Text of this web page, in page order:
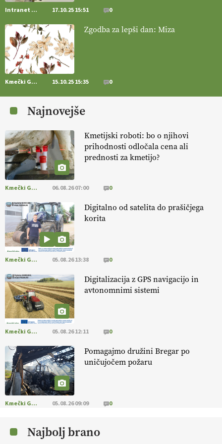
[EKOloško = LOGIČNO ] Mulčer
– naravna pot do zdravih tal
. VEČ
https://t.co/J7RkeaYpYu @EUAgri #IMCAP #CAP
https://t.co/RVG0FzcQN6
varnost,
okolje in kakovost življenja. VEČ
https://t.co/K0USFPJ5fJ @EUAgri #IMCAP #CAP
https://t.co/vcHhoOixHy
14.07.2026
[EKOloško = LOGIČNO ]
Danes ni pomembna le količina hrane,
ampak tudi način njene pridelave
@EUAgri #imcap #cap #blog https://t.co/2sllAmcKwG
[EKOloško = LOGIČNO
prilagojene sorte
so temelj uspešne ekološke pridelave.
https://t.co/OQSsax7l8V @EUAgri #IMCAP #CAP
https://t.co/PAL0zlhVia
[EKOloško = LOGIČNO
aronije
v dobrem desetletju zrasla v uspešno kmetijsko in
podjetniško zgodbo.
#IMCAP #CAP https://t.co/xp1oihBDaJ
[EKOloško = LOGIČNO
v tujini
. Zato je ekološka pridelava odlična priložnost za slovenske
vinarje
. VEČ
https://t.co/XAe9EbeAbK @EUAgri #IMCAP #CAP
https://t.co/01qpoeLyNP
Intranet Kmečki Glas 17.10.25 15:51 0
Zgodba za lepši dan: Miza
Kmečki Glas 15.10.25 15:35 0
Najnovejše
Kmetijski roboti: bo o njihovi
prihodnosti odločala cena ali
prednosti za kmetijo?
Kmečki Glas 06.08.26 07:00 0
Digitalno od satelita do prašičjega
korita
Kmečki Glas 05.08.26 13:38 0
Digitalizacija z GPS navigacijo in
avtonomnimi sistemi
Kmečki Glas 05.08.26 12:11 0
Pomagajmo družini Bregar po
uničujočem požaru
Kmečki Glas 05.08.26 09:09 0
Najbolj brano